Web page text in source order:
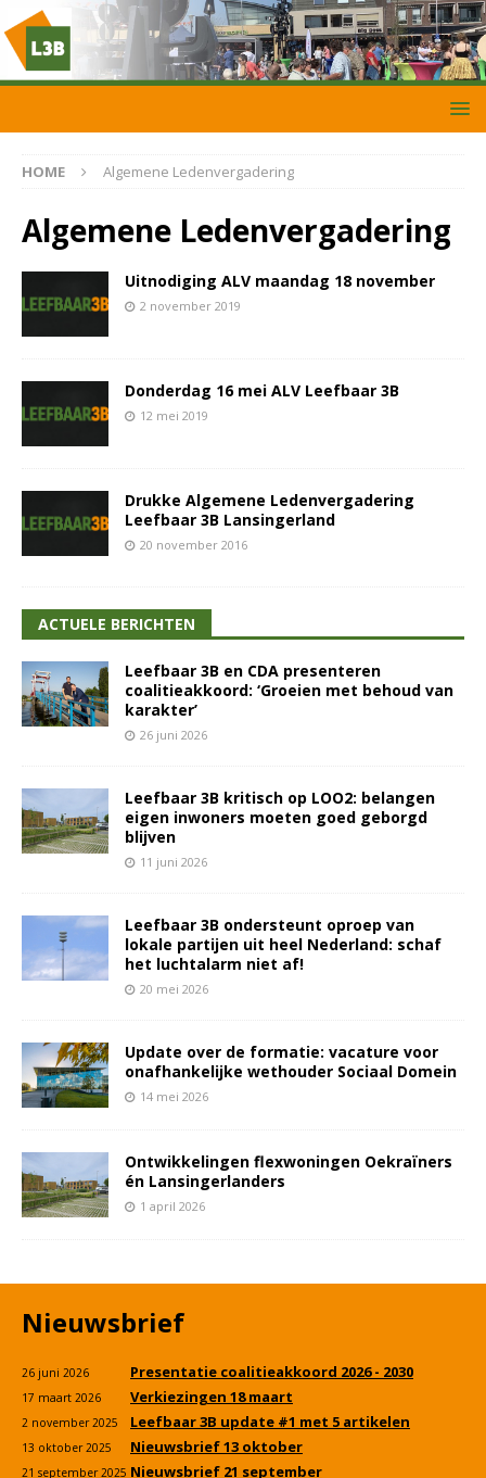
HOME Algemene Ledenvergadering
Algemene Ledenvergadering
Uitnodiging ALV maandag 18 november
2 november 2019
Donderdag 16 mei ALV Leefbaar 3B
12 mei 2019
Drukke Algemene Ledenvergadering
Leefbaar 3B Lansingerland
20 november 2016
ACTUELE BERICHTEN
Leefbaar 3B en CDA presenteren
coalitieakkoord: ‘Groeien met behoud van
karakter’
26 juni 2026
Leefbaar 3B kritisch op LOO2: belangen
eigen inwoners moeten goed geborgd
blijven
11 juni 2026
Leefbaar 3B ondersteunt oproep van
lokale partijen uit heel Nederland: schaf
het luchtalarm niet af!
20 mei 2026
Update over de formatie: vacature voor
onafhankelijke wethouder Sociaal Domein
14 mei 2026
Ontwikkelingen flexwoningen Oekraïners
én Lansingerlanders
1 april 2026
Nieuwsbrief
26 juni 2026 Presentatie coalitieakkoord 2026 - 2030
17 maart 2026 Verkiezingen 18 maart
2 november 2025 Leefbaar 3B update #1 met 5 artikelen
13 oktober 2025 Nieuwsbrief 13 oktober
21 september 2025 Nieuwsbrief 21 september